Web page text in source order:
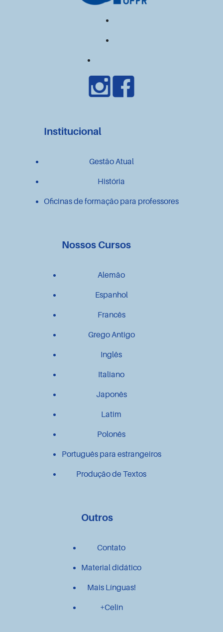
Institucional
Gestão Atual
História
Oficinas de formação para professores
Nossos Cursos
Alemão
Espanhol
Francês
Grego Antigo
Inglês
Italiano
Japonês
Latim
Polonês
Português para estrangeiros
Produção de Textos
Outros
Contato
Material didático
Mais Línguas!
+Celin